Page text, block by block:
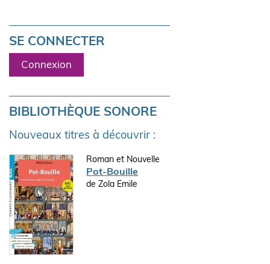
SE CONNECTER
Connexion
BIBLIOTHÈQUE SONORE
Nouveaux titres à découvrir :
Roman et Nouvelle
Pot-Bouille
de Zola Emile